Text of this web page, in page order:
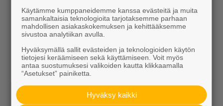
Elpo-hormit
Louhinta, murskaus, esirakentaminen
Kierrätys
Käytämme kumppaneidemme kanssa evästeitä ja muita
samankaltaisia teknologioita tarjotaksemme parhaan
mahdollisen asiakaskokemuksen ja kehittääksemme
sivustoa analytiikan avulla.
Hyväksymällä sallit evästeiden ja teknologioiden käytön
tietojesi keräämiseen sekä käyttämiseen. Voit myös
antaa suostumuksesi valikoiden kautta klikkaamalla
“Asetukset” painiketta.
Hyväksy kaikki